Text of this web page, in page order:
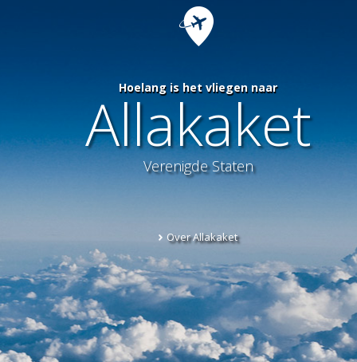
Hoelang is het vliegen naar
Allakaket
Verenigde Staten
Over Allakaket